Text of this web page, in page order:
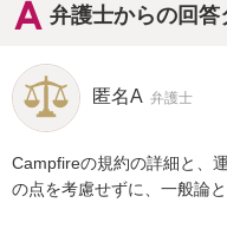
弁護士からの回答
匿名A 弁護士
Campfireの規約の詳細と、
の点を考慮せずに、一般論